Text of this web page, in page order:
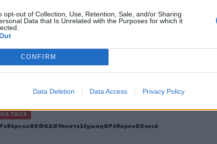
opt-out of Collection, Use, Retention, Sale, and/or Sharing
Data that Is Unrelated with the Purposes for which it
CONFIRM
Data Deletion Data Access Privacy Policy
μας στο
YouTube
TAGS
ΕΦΚΑ Υποστελέχωση Ρέθυμνο Χανιά